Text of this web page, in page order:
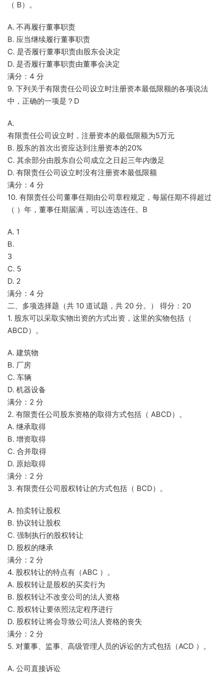
（ B）。
A. 不再履行董事职责
B. 应当继续履行董事职责
C. 是否履行董事职责由股东会决定
D. 是否履行董事职责由董事会决定
满分：4 分
9. 下列关于有限责任公司设立时注册资本最低限额的各项说法
中，正确的一项是？D
A.
有限责任公司设立时，注册资本的最低限额为5万元
B. 股东的首次出资应达到注册资本的20%
C. 其余部分由股东自公司成立之日起三年内缴足
D. 有限责任公司设立时没有注册资本最低限额
满分：4 分
10. 有限责任公司董事任期由公司章程规定，每届任期不得超过
（ ）年，董事任期届满，可以连选连任。B
A. 1
B.
3
C. 5
D. 2
满分：4 分
二、多项选择题（共 10 道试题，共 20 分。） 得分：20
1. 股东可以采取实物出资的方式出资，这里的实物包括（
ABCD）。
A. 建筑物
B. 厂房
C. 车辆
D. 机器设备
满分：2 分
2. 有限责任公司股东资格的取得方式包括（ ABCD）。
A. 继承取得
B. 增资取得
C. 合并取得
D. 原始取得
满分：2 分
3. 有限责任公司股权转让的方式包括（ BCD）。
A. 拍卖转让股权
B. 协议转让股权
C. 强制执行的股权转让
D. 股权的继承
满分：2 分
4. 股权转让的特点有（ABC ）。
A. 股权转让是股权的买卖行为
B. 股权转让不改变公司的法人资格
C. 股权转让要依照法定程序进行
D. 股权转让将会导致公司法人资格的丧失
满分：2 分
5. 对董事、监事、高级管理人员的诉讼的方式包括（ACD ）。
A. 公司直接诉讼